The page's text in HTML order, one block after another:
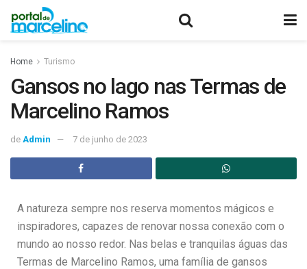
Home Turismo
Gansos no lago nas Termas de
Marcelino Ramos
de Admin 7 de junho de 2023
A natureza sempre nos reserva momentos mágicos e
inspiradores, capazes de renovar nossa conexão com o
mundo ao nosso redor. Nas belas e tranquilas águas das
Termas de Marcelino Ramos, uma família de gansos